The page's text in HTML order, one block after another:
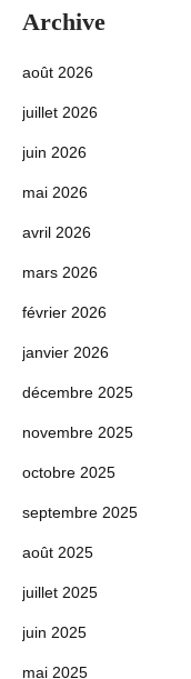
Archive
août 2026
juillet 2026
juin 2026
mai 2026
avril 2026
mars 2026
février 2026
janvier 2026
décembre 2025
novembre 2025
octobre 2025
septembre 2025
août 2025
juillet 2025
juin 2025
mai 2025